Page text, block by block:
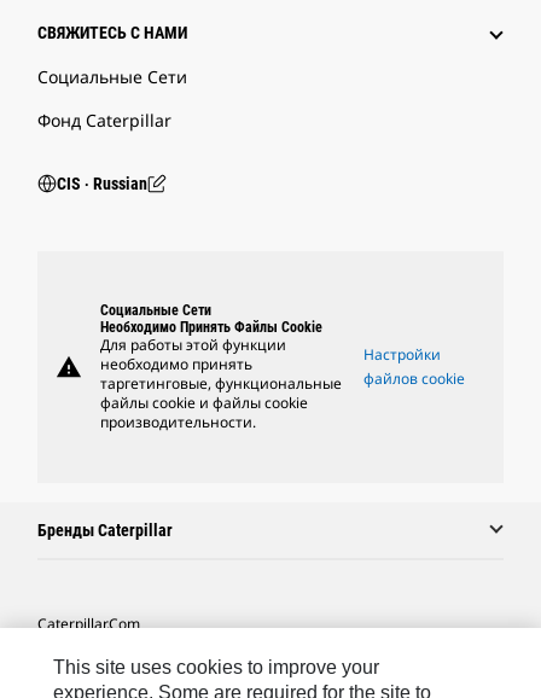
СВЯЖИТЕСЬ С НАМИ
Социальные Сети
Фонд Caterpillar
CIS ‧ Russian
warning
Социальные Сети
Необходимо Принять Файлы Cookie
Для работы этой функции
необходимо принять
таргетинговые, функциональные
файлы cookie и файлы cookie
производительности.
Настройки
файлов cookie
Бренды Caterpillar
Caterpillar.com
Связаться С Caterpillar
This site uses cookies to improve your
experience. Some are required for the site to